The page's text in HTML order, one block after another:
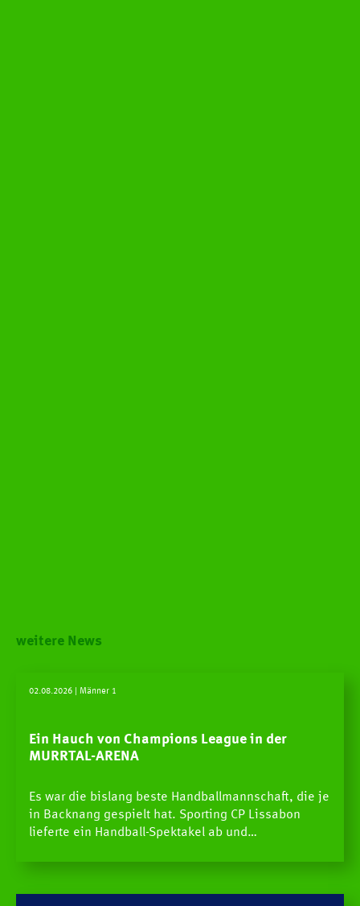
weitere News
02.08.2026 | Männer 1
Ein Hauch von Champions League in der
MURRTAL-ARENA
Es war die bislang beste Handballmannschaft, die je
in Backnang gespielt hat. Sporting CP Lissabon
lieferte ein Handball-Spektakel ab und…